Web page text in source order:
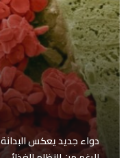
دواء جديد يعكس